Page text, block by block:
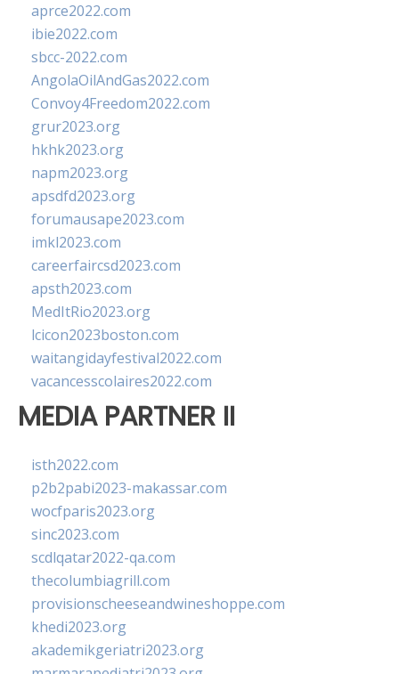
aprce2022.com
ibie2022.com
sbcc-2022.com
AngolaOilAndGas2022.com
Convoy4Freedom2022.com
grur2023.org
hkhk2023.org
napm2023.org
apsdfd2023.org
forumausape2023.com
imkl2023.com
careerfaircsd2023.com
apsth2023.com
MedItRio2023.org
lcicon2023boston.com
waitangidayfestival2022.com
vacancesscolaires2022.com
MEDIA PARTNER II
isth2022.com
p2b2pabi2023-makassar.com
wocfparis2023.org
sinc2023.com
scdlqatar2022-qa.com
thecolumbiagrill.com
provisionscheeseandwineshoppe.com
khedi2023.org
akademikgeriatri2023.org